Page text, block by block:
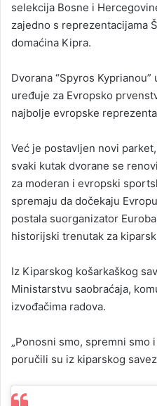
selekcija Bosne i
zajedno s reprezentacijama
domaćina Kipra.
Dvorana “Spyros
uređuje za Evropsko
najbolje evropske
Već je postavljen novi
svaki kutak dvorane se
za moderan i evropski
spremaju da dočekaju
postala suorganizator
historijski trenutak za
Iz Kiparskog košarkaškog
Ministarstvu saobraćaja,
izvođačima radova.
„Ponosni smo, spremni smo
poručili su iz kiparskog